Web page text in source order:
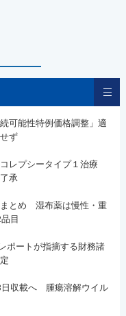
可能性特例価格調整」適
ず
レプシータイプ１治療
承
まとめ 湿布薬は慢性・重
目
ポートが指摘する財務諸
収載へ 腫瘍溶解ウイル